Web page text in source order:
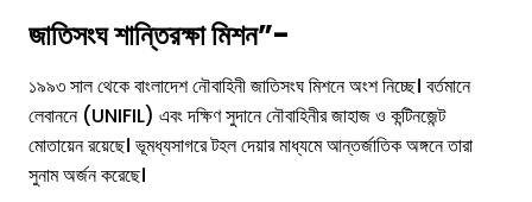
জাতিসংঘ শান্তিরক্ষা মিশন”-
১৯৯৩ সাল থেকে বাংলাদেশ নৌবাহিনী জাতিসংঘ মিশনে অংশ নিচ্ছে। বর্তমানে
লেবাননে (UNIFIL) এবং দক্ষিণ সুদানে নৌবাহিনীর জাহাজ ও কন্টিনজেন্ট
মোতায়েন রয়েছে। ভূমধ্যসাগরে টহল দেয়ার মাধ্যমে আন্তর্জাতিক অঙ্গনে তারা
সুনাম অর্জন করেছে।